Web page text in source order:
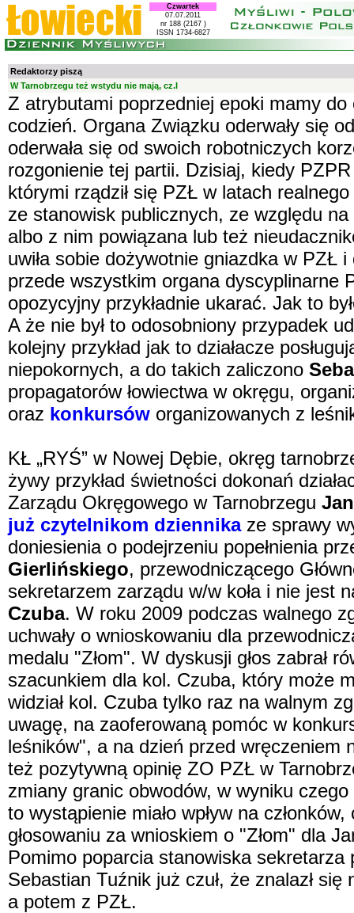
Czwartek
07.07.2011
nr 188 (2167 )
ISSN 1734-6827
Redaktorzy piszą
W Tarnobrzegu też wstydu nie mają, cz.I
Z atrybutami poprzedniej epoki mamy
codzień. Organa Związku oderwały się
oderwała się od swoich robotniczych
rozgonienie tej partii. Dzisiaj, kiedy
którymi rządził się PZŁ w latach
ze stanowisk publicznych, ze względu
albo z nim powiązana lub też
uwiła sobie dożywotnie gniazdka w
przede wszystkim organa dyscyplinarne
opozycyjny przykładnie ukarać. Jak to
A że nie był to odosobniony przypadek
kolejny przykład jak to działacze
niepokornych, a do takich zaliczono
propagatorów łowiectwa w okręgu,
oraz konkursów organizowanych z
KŁ „RYŚ” w Nowej Dębie, okręg
żywy przykład świetności dokonań
Zarządu Okręgowego w Tarnobrzegu
już czytelnikom dziennikaze sprawy
doniesienia o podejrzeniu popełnienia
Gierlińskiego, przewodniczącego
sekretarzem zarządu w/w koła i nie jest
Czuba. W roku 2009 podczas walnego
uchwały o wnioskowaniu dla
medalu "Złom". W dyskusji głos zabrał
szacunkiem dla kol. Czuba, który może
widział kol. Czuba tylko raz na walnym
uwagę, na zaoferowaną pomóc w
leśników", a na dzień przed wręczeniem
też pozytywną opinię ZO PZŁ w
zmiany granic obwodów, w wyniku czego
to wystąpienie miało wpływ na
głosowaniu za wnioskiem o "Złom" dla
Pomimo poparcia stanowiska sekretarza
Sebastian Tuźnik już czuł, że znalazł
a potem z PZŁ.